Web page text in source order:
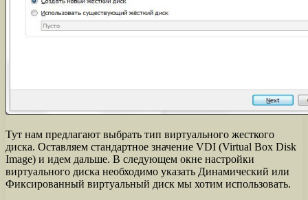
Тут нам предлагают выбрать тип виртуального жесткого
диска. Оставляем стандартное значение VDI (Virtual Box Disk
Image) и идем дальше. В следующем окне настройки
виртуального диска необходимо указать Динамический или
Фиксированный виртуальный диск мы хотим использовать.